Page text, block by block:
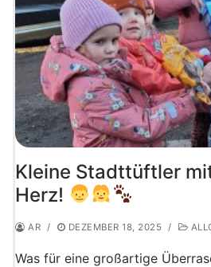
Kleine Stadttüftler
Herz!
AR / DEZEMBER 18, 2025 /
​Was für eine großartige